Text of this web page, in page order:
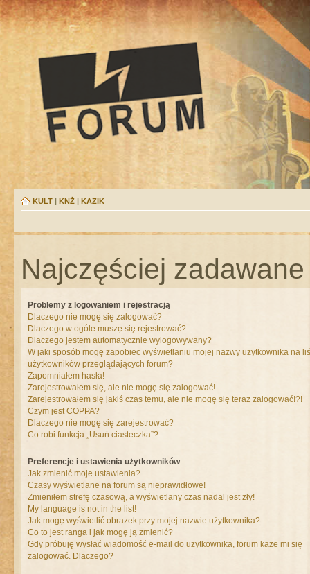
KULT | KNŻ | KAZIK
Najczęściej
Problemy z logowaniem i rejestracją
Dlaczego nie mogę się zalogować?
Dlaczego w ogóle muszę się rejestrować?
Dlaczego jestem automatycznie wylogowywany?
W jaki sposób mogę zapobiec wyświetlaniu mojej nazwy użytkownika na
użytkowników przeglądających forum?
Zapomniałem hasła!
Zarejestrowałem się, ale nie mogę się zalogować!
Zarejestrowałem się jakiś czas temu, ale nie mogę się teraz zalogować!?!
Czym jest COPPA?
Dlaczego nie mogę się zarejestrować?
Co robi funkcja „Usuń ciasteczka”?
Preferencje i ustawienia użytkowników
Jak zmienić moje ustawienia?
Czasy wyświetlane na forum są nieprawidłowe!
Zmieniłem strefę czasową, a wyświetlany czas nadal jest zły!
My language is not in the list!
Jak mogę wyświetlić obrazek przy mojej nazwie użytkownika?
Co to jest ranga i jak mogę ją zmienić?
Gdy próbuję wysłać wiadomość e-mail do użytkownika, forum każe mi się
zalogować. Dlaczego?